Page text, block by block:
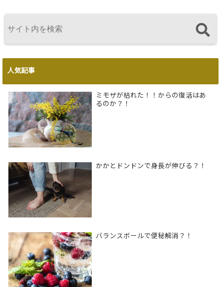
人気記事
ミモザが枯れた！！からの復活はあ
るのか？！
かかとドンドンで身長が伸びる？！
バランスボールで便秘解消？！